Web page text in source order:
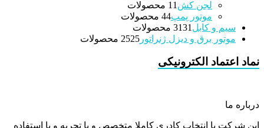
لجن کش
1 1 محصولات
موتور پمپ 44 محصولات
سیم و کابل
3131 محصولات
موتور برق و دیزل ژنراتور
2525 محصولات
نماد اعتماد الکترونیکی
درباره ما
این شرکت با انتخاب کادری کاملا متخصص و با تجربه و با استفاده